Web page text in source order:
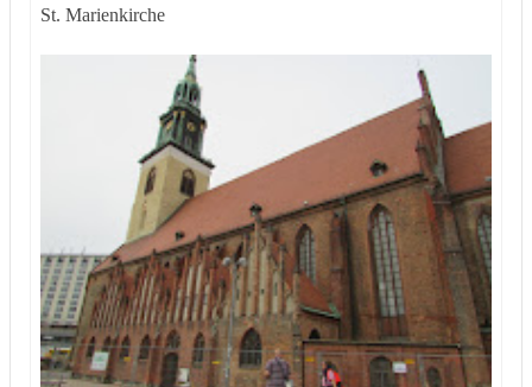
St. Marienkirche